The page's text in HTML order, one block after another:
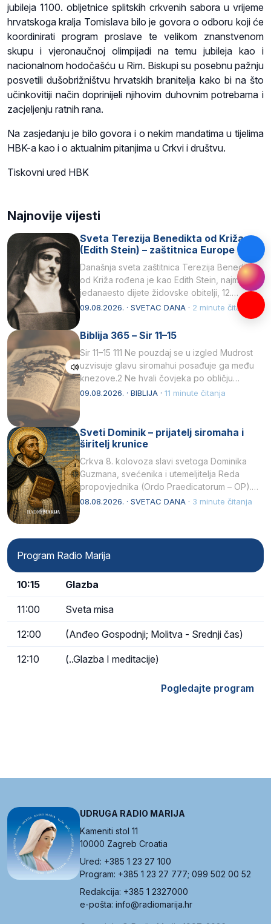
jubileja 1100. obljetnice splitskih crkvenih sabora u vrijeme
hrvatskoga kralja Tomislava bilo je govora o odboru koji će
koordinirati program proslave te velikom znanstvenom
skupu i vjeronaučnoj olimpijadi na temu jubileja kao i
nacionalnom hodočašću u Rim. Biskupi su posebnu pažnju
posvetili dušobrižništvu hrvatskih branitelja kako bi na što
učinkovitiji način doprinijeli njihovim duhovnim potrebama i
zacjeljenju ratnih rana.
Na zasjedanju je bilo govora i o nekim mandatima u tijelima
HBK-a kao i o aktualnim pitanjima u Crkvi i društvu.
Tiskovni ured HBK
Najnovije vijesti
Sveta Terezija Benedikta od Križa
(Edith Stein) – zaštitnica Europe
Današnja sveta zaštitnica Terezija Benedikta
od Križa rođena je kao Edith Stein, najmlađe,
jedanaesto dijete židovske obitelji, 12.
listopada 1891, u Wrocławu…
09.08.2026. · SVETAC DANA · 2 minute čitanja
Biblija 365 – Sir 11–15
Sir 11–15 111 Ne pouzdaj se u izgled Mudrost
uzvisuje glavu siromahui posađuje ga među
knezove.2 Ne hvali čovjeka po obličju
njegovui…
09.08.2026. · BIBLIJA · 11 minute čitanja
Sveti Dominik – prijatelj siromaha i
širitelj krunice
Crkva 8. kolovoza slavi svetoga Dominika
Guzmana, svećenika i utemeljitelja Reda
propovjednika (Ordo Praedicatorum – OP).
Svojim životom, dubokom ljubavlju prema
08.08.2026. · SVETAC DANA · 3 minute čitanja
Program Radio Marija
10:15 Glazba
11:00 Sveta misa
12:00 (Anđeo Gospodnji; Molitva - Srednji čas)
12:10 (..Glazba I meditacije)
Pogledajte program
UDRUGA RADIO MARIJA
Kameniti stol 11
10000 Zagreb Croatia
Ured: +385 1 23 27 100
Program: +385 1 23 27 777; 099 502 00 52
Redakcija: +385 1 2327000
e-pošta: info@radiomarija.hr